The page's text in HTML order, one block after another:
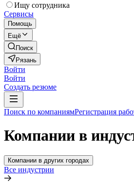
Ищу сотрудника
Сервисы
Помощь
Ещё
Поиск
Рязань
Войти
Войти
Создать резюме
Поиск по компаниямРегистрация
Компании в
Компании в других городах
Все индустрии